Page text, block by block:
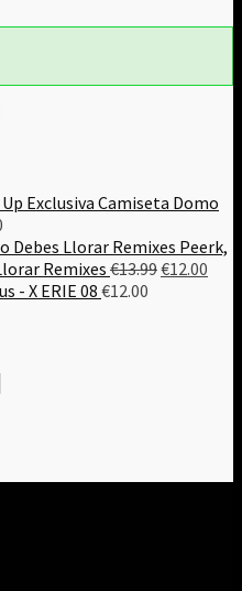
Camiseta Domo
Peerk,
Remixes€13.99El
€12.00
- X ERIE 08 €12.00